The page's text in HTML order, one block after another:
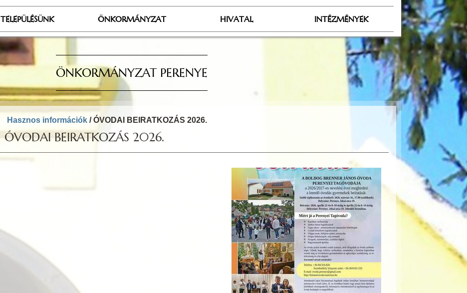
TELEPÜLÉSÜNK ÖNKORMÁNYZAT HIVATAL INTÉZMÉNYEK
ÖNKORMÁNYZAT PERENYE
Hasznos információk / ÓVODAI BEIRATKOZÁS 2026.
ÓVODAI BEIRATKOZÁS 2026.